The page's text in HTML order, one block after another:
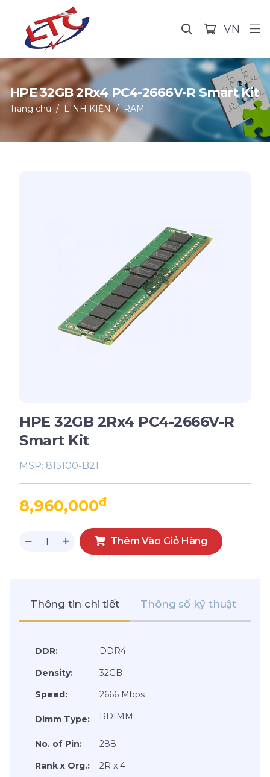
VN
HPE 32GB 2Rx4 PC4-2666V-R Smart Kit
Trang chủ LINH KIỆN RAM
HPE 32GB 2Rx4 PC4-2666V-R
Smart Kit
MSP: 815100-B21
8,960,000đ
Thêm Vào Giỏ Hàng
Thông tin chi tiết Thông số kỹ thuật
DDR:
DDR4
Density:
32GB
Speed:
2666 Mbps
Dimm Type: RDIMM
No. of Pin:
288
Rank x Org.:
2R x 4